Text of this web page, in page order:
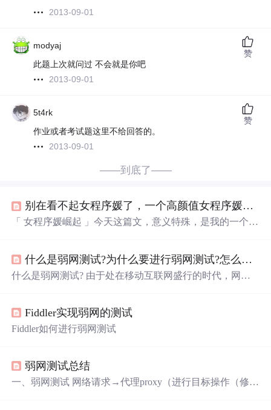
2013-09-01
modyaj
此题上次就问过 不会就是你吧
2013-09-01
赞
5t4rk
作业或者考试题这里不给回答的。
2013-09-01
赞
——到底了——
别在看不起女程序媛了，一个高颜值女程序媛的日常
「 女程序媛崛起 」今天这篇文，意义特殊，是我的一个迷
所以我很有兴趣...
什么是弱网测试?为什么要进行弱网测试?怎么进行弱网测试？
什么是弱网测试? 由于处在移动互联网盛行的时代，网络
么是5G。 在前不久结束的 MWC 2018 上，5G 成了全球的
一个热门话题，而国内对 5G 的关注度也是异常地高。实
Fiddler实现弱网的测试
Fiddler如何进行弱网测试
弱网测试总结
一、弱网测试 网络请求→代理proxy（进行目标操作（修改